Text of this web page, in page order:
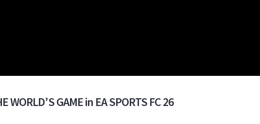
GAME in EA SPORTS FC 26